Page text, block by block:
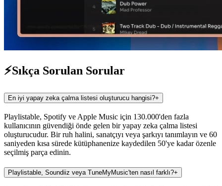
⚡Sıkça Sorulan Sorular
En iyi yapay zeka çalma listesi oluşturucu hangisi?+
Playlistable, Spotify ve Apple Music için 130.000'den fazla
kullanıcının güvendiği önde gelen bir yapay zeka çalma listesi
oluşturucudur. Bir ruh halini, sanatçıyı veya şarkıyı tanımlayın ve 60
saniyeden kısa sürede kütüphanenize kaydedilen 50'ye kadar özenle
seçilmiş parça edinin.
Playlistable, Soundiiz veya TuneMyMusic'ten nasıl farklı?+